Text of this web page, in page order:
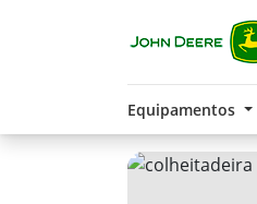
Equipamentos